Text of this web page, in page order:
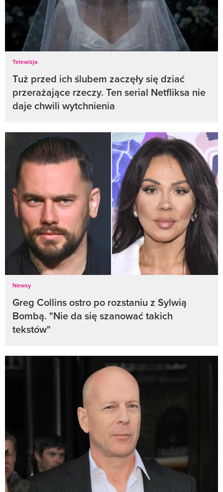
Telewizja
Tuż przed ich ślubem zaczęły się dziać
przerażające rzeczy. Ten serial Netfliksa nie
daje chwili wytchnienia
Newsy
Greg Collins ostro po rozstaniu z Sylwią
Bombą. "Nie da się szanować takich
tekstów"